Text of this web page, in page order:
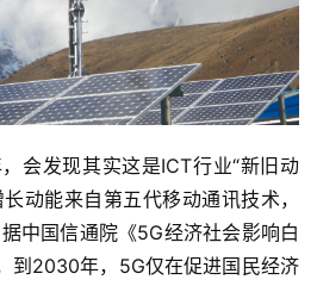
会发现其实这是ICT行业“新旧动
动能来自第五代移动通讯技术，
中国信通院《5G经济社会影响白
到2030年，5G仅在促进国民经济